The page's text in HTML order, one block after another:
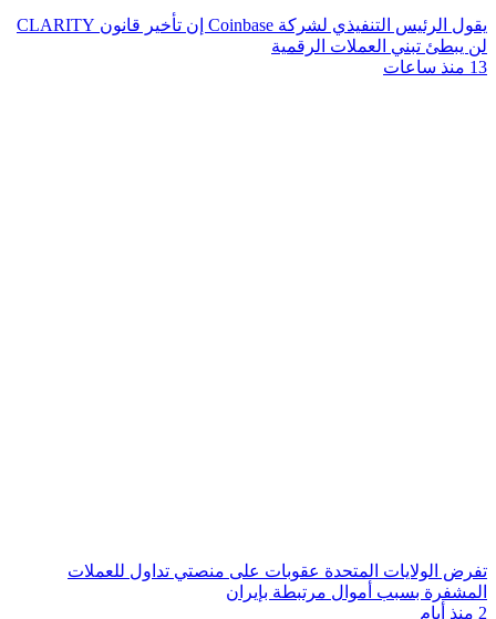
يقول الرئيس التنفيذي لشركة Coinbase إن تأخير قانون CLARITY
لن يبطئ تبني العملات الرقمية
13 منذ ساعات
تفرض الولايات المتحدة عقوبات على منصتي تداول للعملات
المشفرة بسبب أموال مرتبطة بإيران
2 منذ أيام